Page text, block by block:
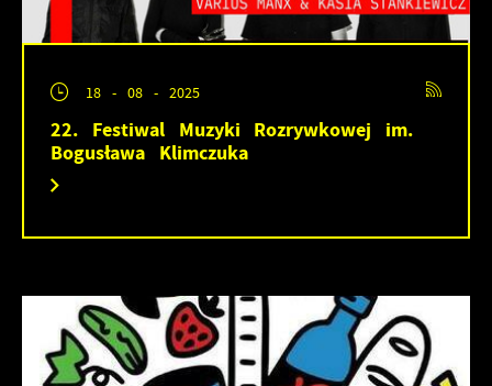
18 - 08 - 2025
22. Festiwal Muzyki Rozrywkowej im.
Bogusława Klimczuka